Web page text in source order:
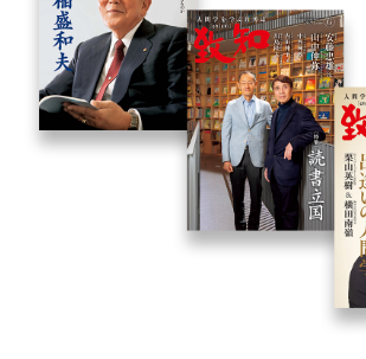
小説・荻生徂徠
童門冬二（作家）
致知随想
小林幸一郎 「見えない壁だって超えられる」
竹井佑介 「幸せなお金持ちになる人の考え方」
村津和正 「誠の歯科医療」